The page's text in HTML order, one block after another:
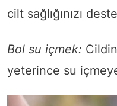
cilt sağlığınızı
Bol su içmek:
yeterince su